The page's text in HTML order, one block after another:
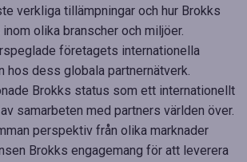
verkliga tillämpningar och hur Brokks
olika branscher och miljöer.
företagets internationella
hos dess globala partnernätverk.
Brokks status som ett internationellt
samarbeten med partners världen över.
perspektiv från olika marknader
Brokks engagemang för att leverera